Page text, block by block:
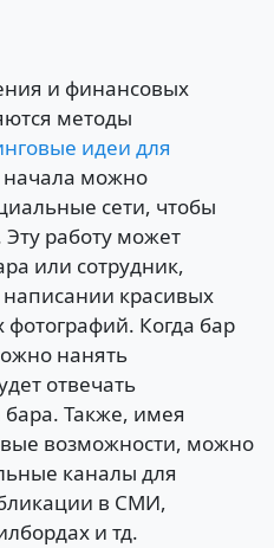
и финансовых
методы
идеи для
начала можно
сети, чтобы
Эту работу может
или сотрудник,
красивых
фотографий. Когда бар
нанять
отвечать
Также, имея
возможности, можно
каналы для
в СМИ,
и тд.